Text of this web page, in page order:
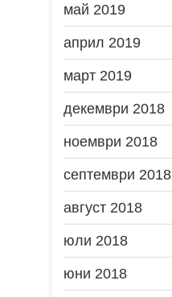
май 2019
април 2019
март 2019
декември 2018
ноември 2018
септември 2018
август 2018
юли 2018
юни 2018